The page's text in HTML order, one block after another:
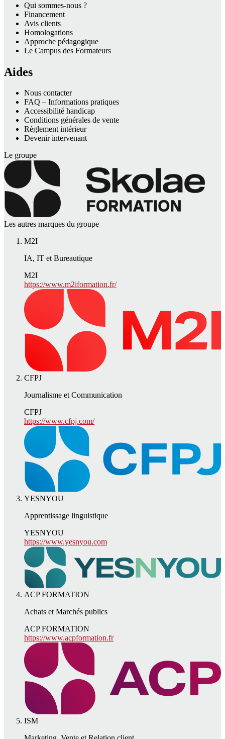
Qui sommes-nous ?
Financement
Avis clients
Homologations
Approche pédagogique
Le Campus des Formateurs
Aides
Nous contacter
FAQ – Informations pratiques
Accessibilité handicap
Conditions générales de vente
Règlement intérieur
Devenir intervenant
Le groupe
Les autres marques du groupe
M2I
IA, IT et Bureautique
M2I
https://www.m2iformation.fr/
CFPJ
Journalisme et Communication
CFPJ
https://www.cfpj.com/
YESNYOU
Apprentissage linguistique
YESNYOU
https://www.yesnyou.com
ACP FORMATION
Achats et Marchés publics
ACP FORMATION
https://www.acpformation.fr
ISM